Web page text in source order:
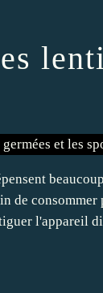
de
l'appareil